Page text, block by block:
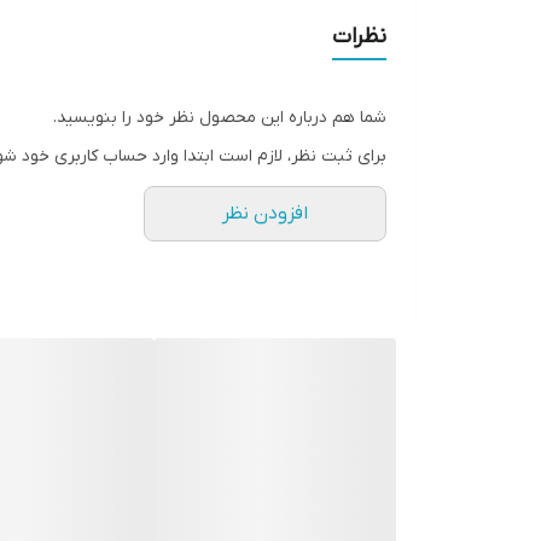
نظرات
شما هم درباره این محصول نظر خود را بنویسید.
برای ثبت نظر، لازم است ابتدا وارد حساب کاربری خود
افزودن نظر